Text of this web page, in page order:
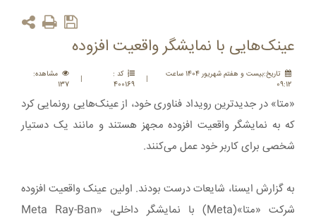
عینک‌هایی با نمایشگر واقعیت افزوده
تاريخ:بيست و هفتم شهريور 1404 ساعت
09:12
|
کد :
400169
|
مشاهده:
137
«متا» در جدیدترین رویداد فناوری خود، از عینک‌هایی رونمایی کرد
که به نمایشگر واقعیت افزوده مجهز هستند و مانند یک دستیار
شخصی برای کاربر خود عمل می‌کنند.
به گزارش ایسنا، شایعات درست بودند. اولین عینک واقعیت افزوده
شرکت «متا»(Meta) با نمایشگر داخلی، «Meta Ray-Ban